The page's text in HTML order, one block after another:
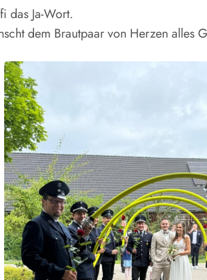
das Ja-Wort.
dem Brautpaar von Herzen alles